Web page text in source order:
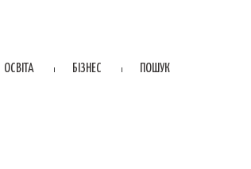
ОСВІТА БІЗНЕС ПОШУК